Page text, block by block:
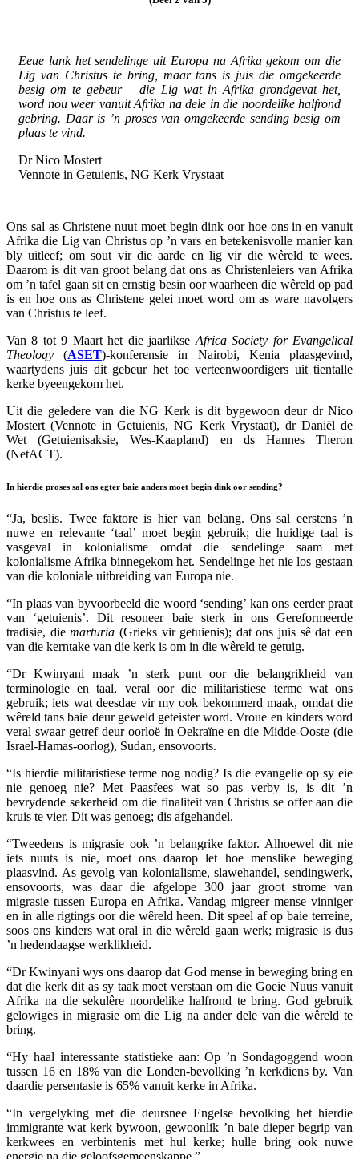
Eeue lank het sendelinge uit Europa na Afrika gekom om die
Lig van Christus te bring, maar tans is juis die omgekeerde
besig om te gebeur – die Lig wat in Afrika grondgevat het,
word nou weer vanuit Afrika na dele in die noordelike halfrond
gebring. Daar is ’n proses van omgekeerde sending besig om
plaas te vind.
Dr Nico Mostert
Vennote in Getuienis, NG Kerk Vrystaat
Ons sal as Christene nuut moet begin dink oor hoe ons in en vanuit
Afrika die Lig van Christus op ’n vars en betekenisvolle manier kan
bly uitleef; om sout vir die aarde en lig vir die wêreld te wees.
Daarom is dit van groot belang dat ons as Christenleiers van Afrika
om ’n tafel gaan sit en ernstig besin oor waarheen die wêreld op pad
is en hoe ons as Christene gelei moet word om as ware navolgers
van Christus te leef.
Van 8 tot 9 Maart het die jaarlikse Africa Society for Evangelical
Theology (ASET)-konferensie in Nairobi, Kenia plaasgevind,
waartydens juis dit gebeur het toe verteenwoordigers uit tientalle
kerke byeengekom het.
Uit die geledere van die NG Kerk is dit bygewoon deur dr Nico
Mostert (Vennote in Getuienis, NG Kerk Vrystaat), dr Daniël de
Wet (Getuienisaksie, Wes-Kaapland) en ds Hannes Theron
(NetACT).
In hierdie proses sal ons egter baie anders moet begin dink oor sending?
“Ja, beslis. Twee faktore is hier van belang. Ons sal eerstens ’n
nuwe en relevante ‘taal’ moet begin gebruik; die huidige taal is
vasgeval in kolonialisme omdat die sendelinge saam met
kolonialisme Afrika binnegekom het. Sendelinge het nie los gestaan
van die koloniale uitbreiding van Europa nie.
“In plaas van byvoorbeeld die woord ‘sending’ kan ons eerder praat
van ‘getuienis’. Dit resoneer baie sterk in ons Gereformeerde
tradisie, diemarturia (Grieks vir getuienis); dat ons juis sê dat een
van die kerntake van die kerk is om in die wêreld te getuig.
“Dr Kwinyani maak ’n sterk punt oor die belangrikheid van
terminologie en taal, veral oor die militaristiese terme wat ons
gebruik; iets wat deesdae vir my ook bekommerd maak, omdat die
wêreld tans baie deur geweld geteister word. Vroue en kinders word
veral swaar getref deur oorloë in Oekraïne en die Midde-Ooste (die
Israel-Hamas-oorlog), Sudan, ensovoorts.
“Is hierdie militaristiese terme nog nodig? Is die evangelie op sy eie
nie genoeg nie? Met Paasfees wat so pas verby is, is dit ’n
bevrydende sekerheid om die finaliteit van Christus se offer aan die
kruis te vier. Dit was genoeg; dis afgehandel.
“Tweedens is migrasie ook ’n belangrike faktor. Alhoewel dit nie
iets nuuts is nie, moet ons daarop let hoe menslike beweging
plaasvind. As gevolg van kolonialisme, slawehandel, sendingwerk,
ensovoorts, was daar die afgelope 300 jaar groot strome van
migrasie tussen Europa en Afrika. Vandag migreer mense vinniger
en in alle rigtings oor die wêreld heen. Dit speel af op baie terreine,
soos ons kinders wat oral in die wêreld gaan werk; migrasie is dus
’n hedendaagse werklikheid.
“Dr Kwinyani wys ons daarop dat God mense in beweging bring en
dat die kerk dit as sy taak moet verstaan om die Goeie Nuus vanuit
Afrika na die sekulêre noordelike halfrond te bring. God gebruik
gelowiges in migrasie om die Lig na ander dele van die wêreld te
bring.
“Hy haal interessante statistieke aan: Op ’n Sondagoggend woon
tussen 16 en 18% van die Londen-bevolking ’n kerkdiens by. Van
daardie persentasie is 65% vanuit kerke in Afrika.
“In vergelyking met die deursnee Engelse bevolking het hierdie
immigrante wat kerk bywoon, gewoonlik ’n baie dieper begrip van
kerkwees en verbintenis met hul kerke; hulle bring ook nuwe